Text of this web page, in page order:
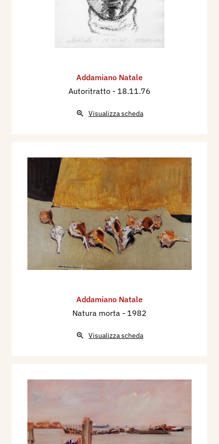
Addamiano Natale
Autoritratto - 18.11.76
Visualizza scheda
Addamiano Natale
Natura morta - 1982
Visualizza scheda